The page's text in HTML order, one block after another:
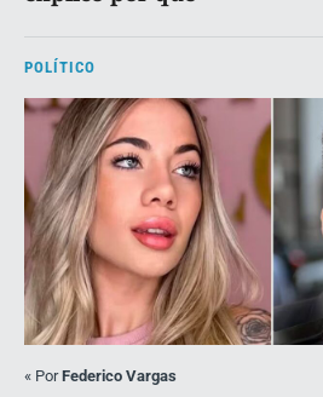
POLÍTICO
« PorFederico Vargas